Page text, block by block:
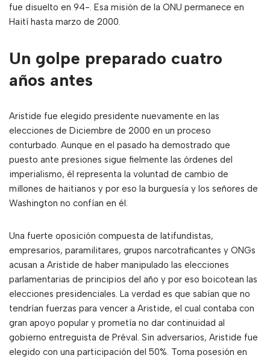
fue disuelto en 94-. Esa misión de la ONU permanece en
Haití hasta marzo de 2000.
Un golpe preparado cuatro
años antes
Aristide fue elegido presidente nuevamente en las
elecciones de Diciembre de 2000 en un proceso
conturbado. Aunque en el pasado ha demostrado que
puesto ante presiones sigue fielmente las órdenes del
imperialismo, él representa la voluntad de cambio de
millones de haitianos y por eso la burguesía y los señores de
Washington no confían en él.
Una fuerte oposición compuesta de latifundistas,
empresarios, paramilitares, grupos narcotraficantes y ONGs
acusan a Aristide de haber manipulado las elecciones
parlamentarias de principios del año y por eso boicotean las
elecciones presidenciales. La verdad es que sabían que no
tendrían fuerzas para vencer a Aristide, el cual contaba con
gran apoyo popular y prometía no dar continuidad al
gobierno entreguista de Préval. Sin adversarios, Aristide fue
elegido con una participación del 50%. Toma posesión en